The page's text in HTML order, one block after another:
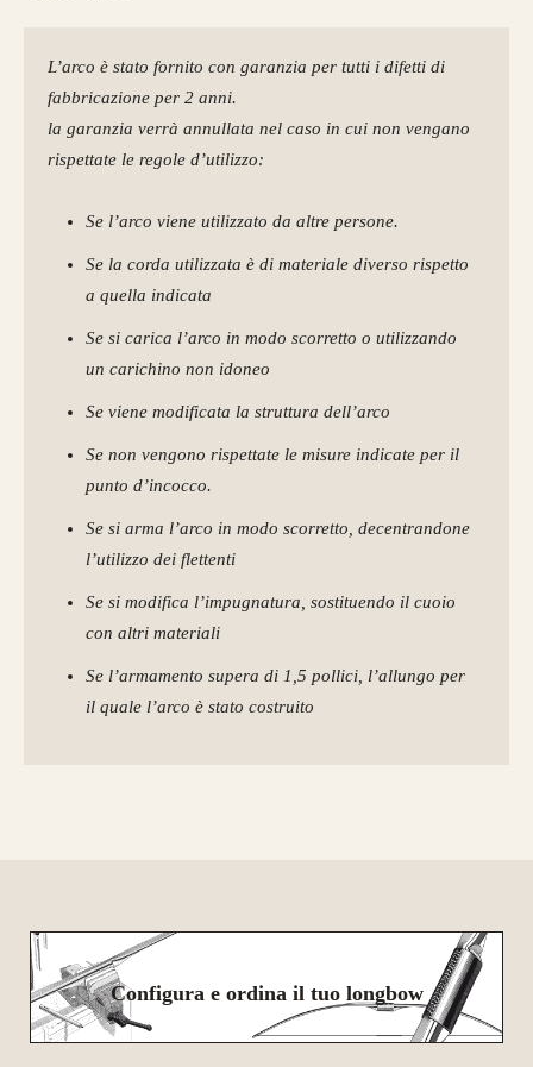
L’arco è stato fornito con garanzia per tutti i difetti di
fabbricazione per 2 anni.
la garanzia verrà annullata nel caso in cui non vengano
rispettate le regole d’utilizzo:
Se l’arco viene utilizzato da altre persone.
Se la corda utilizzata è di materiale diverso rispetto
a quella indicata
Se si carica l’arco in modo scorretto o utilizzando
un carichino non idoneo
Se viene modificata la struttura dell’arco
Se non vengono rispettate le misure indicate per il
punto d’incocco.
Se si arma l’arco in modo scorretto, decentrandone
l’utilizzo dei flettenti
Se si modifica l’impugnatura, sostituendo il cuoio
con altri materiali
Se l’armamento supera di 1,5 pollici, l’allungo per
il quale l’arco è stato costruito
Configura e ordina il tuo longbow